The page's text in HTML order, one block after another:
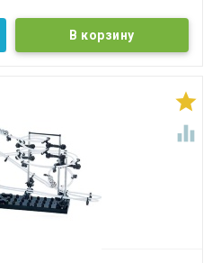

